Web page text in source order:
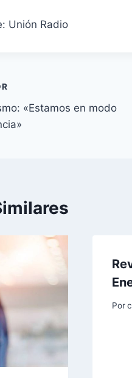
Unión Radio
«Estamos en modo
Por